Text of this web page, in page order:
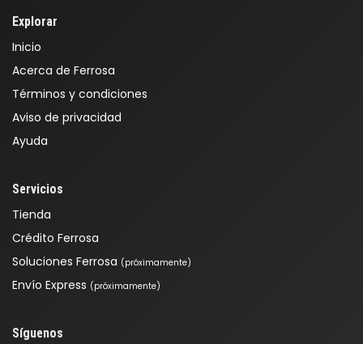
Explorar
Inicio
Acerca de Ferrosa
Términos y condiciones
Aviso de privacidad
Ayuda
Servicios
Tienda
Crédito Ferrosa
Soluciones Ferrosa (próximamente)
Envío Express (próximamente)
Síguenos